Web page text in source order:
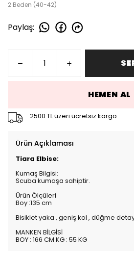
2 Beden (40-42)
Paylaş:
HEMEN AL
2500 TL üzeri ücretsiz kargo
Ürün Açıklaması
Tiara Elbise:
Kumaş Bilgisi:
Scuba kumaşa sahiptir.
Ürün Ölçüleri
Boy :135 cm
Bisiklet yaka , geniş kol , düğme
MANKEN BİLGİSİ
BOY : 166 CM KG : 55 KG